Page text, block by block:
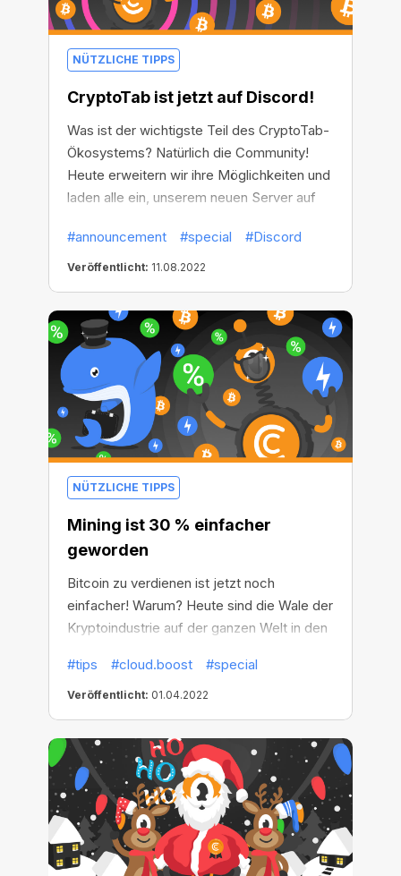
NÜTZLICHE TIPPS
CryptoTab ist jetzt auf Discord!
Was ist der wichtigste Teil des CryptoTab-
Ökosystems? Natürlich die Community!
Heute erweitern wir ihre Möglichkeiten und
laden alle ein, unserem neuen Server auf
Community-Plattform, die kostenlos, sicher
und ansprechend ist und sowohl auf Ihrem
funktioniert!
#announcement #special #Discord
Veröffentlicht: 11.08.2022
NÜTZLICHE TIPPS
Mining ist 30 % einfacher
geworden
Bitcoin zu verdienen ist jetzt noch
einfacher! Warum? Heute sind die Wale der
Kryptoindustrie auf der ganzen Welt in den
geschürft, dass sie ihre Stromrechnungen
völlig vergessen haben und der Strom
abgestellt wurde! Dadurch ist die Mining-
Schwierigkeit um bis zu 30 % gesunken!
Das bedeutet, dass es jetzt an der Zeit ist,
die Gunst der Stunde zu nutzen und mit
dem Mining zu beginnen, um noch mehr zu
verdienen und der wahre Hai im
Kryptogeschäft zu werden.
#tips #cloud.boost #special
Veröffentlicht: 01.04.2022